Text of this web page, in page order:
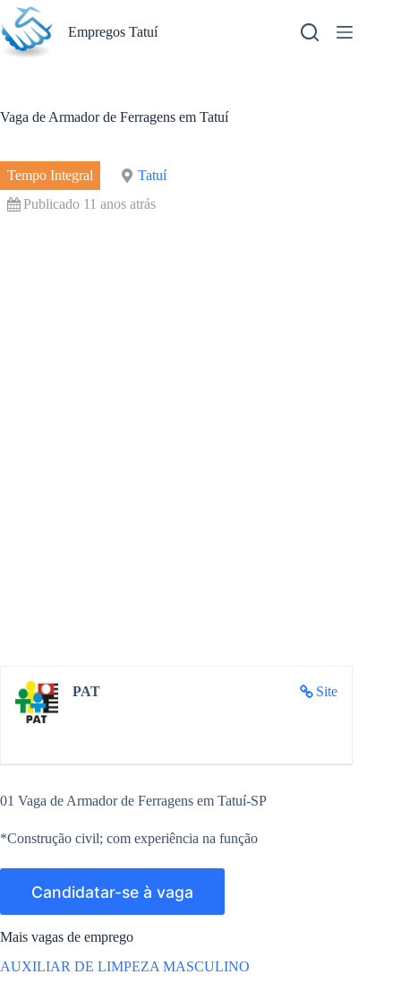
Pular
para
o
conteúdo
Empregos Tatuí
Vaga de Armador de Ferragens em Tatuí
Tempo Integral
Tatuí
Publicado 11 anos atrás
Site
PAT
01 Vaga de Armador de Ferragens em Tatuí-SP
*Construção civil; com experiência na função
Mais vagas de emprego
AUXILIAR DE LIMPEZA MASCULINO